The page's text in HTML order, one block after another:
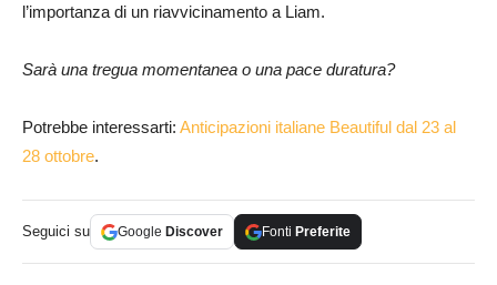
l’importanza di un riavvicinamento a Liam.
Sarà una tregua momentanea o una pace duratura?
Potrebbe interessarti: Anticipazioni italiane Beautiful dal 23 al
28 ottobre.
Seguici su Google Discover Fonti Preferite